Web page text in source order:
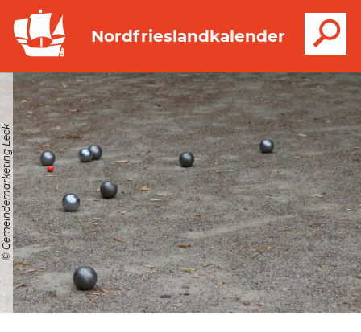
Nordfrieslandkalender
© Gemeindemarketing Leck